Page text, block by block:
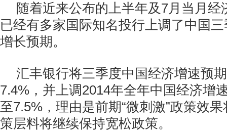
随着近来公布的上半年及7月当月经
已经有多家国际知名投行上调了中国
增长预期。
汇丰银行将三季度中国经济增速预
7.4%，并上调2014年全年中国经济增
至7.5%，理由是前期“微刺激”政策效
策层料将继续保持宽松政策。